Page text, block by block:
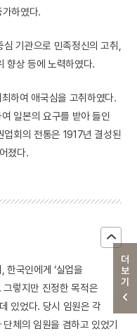
더보기
하였다.
기관으로 민족정신의 고취,
향상 등에 노력하였다.
하여 애국심을 고취하였다.
일본의 요구를 받아 들인
업회의 전통은 1917년 결성된
졌다.
한국인에게 ‘실업을
그렇지만 진정한 목적은
있었다. 당시 임원은 각
체의 임원을 겸하고 있었기